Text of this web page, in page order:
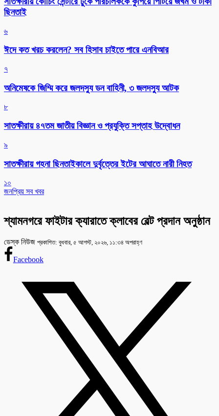
ছিনতাই
৬
ঈদে কত খরচ করলেন? সব হিসাব চাইতে পারে এনবিআর
৭
অনিমেষকে জিম্মি করে জলদস্যু ডন বাহিনী, ৩ জলদস্যু আটক
৮
সাতক্ষীরায় ৪৭তম জাতীয় বিজ্ঞান ও প্রযুক্তি সপ্তাহ উদ্বোধন
৯
সাতক্ষীরায় গহনা ছিনতাইকালে দুর্বৃত্তের ইটের আঘাতে নারী নিহত
১০
জনপ্রিয় সব খবর
শ্যামনগরে ফাইটার ক্যারাতে ক্লাবের বেল্ট প্রদান অনুষ্ঠান
ডেস্ক নিউজ প্রকাশিত: বুধবার, ৫ আগস্ট, ২০২৬, ১১:৩৪ অপরাহ্ণ
Facebook